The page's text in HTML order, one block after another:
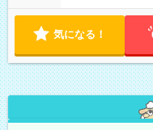
気になる！